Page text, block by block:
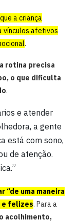
a criança
vínculos afetivos
.
rotina precisa
o que dificulta
.
e atender
a gente
está com sono,
de atenção.
“de uma maneira
e felizes. Para a
acolhimento,